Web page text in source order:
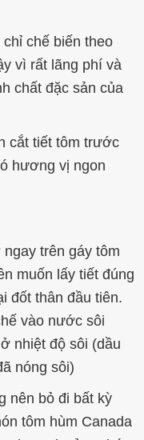
chế biến theo
vì rất lãng phí và
chất đặc sản của
cắt tiết tôm trước
hương vị ngon
trên gáy tôm
muốn lấy tiết đúng
đốt thân đầu tiên.
vào nước sôi
nhiệt độ sôi (dầu
nóng sôi)
nên bỏ đi bất kỳ
tôm hùm Canada